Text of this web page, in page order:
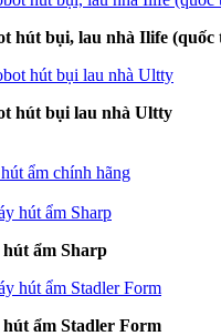
hút bụi, lau nhà Ilife (quốc
hút bụi lau nhà Ultty
ẩm chính hãng
ẩm Sharp
ẩm Stadler Form